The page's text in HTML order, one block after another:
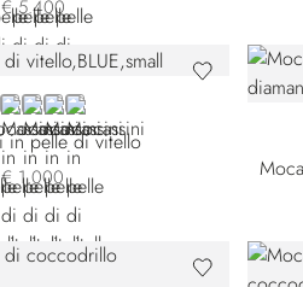
€ 5.400
BROWN DR-M010
BROWN DR-M019
REDGREEN
in pelle di vitello
€ 1.000